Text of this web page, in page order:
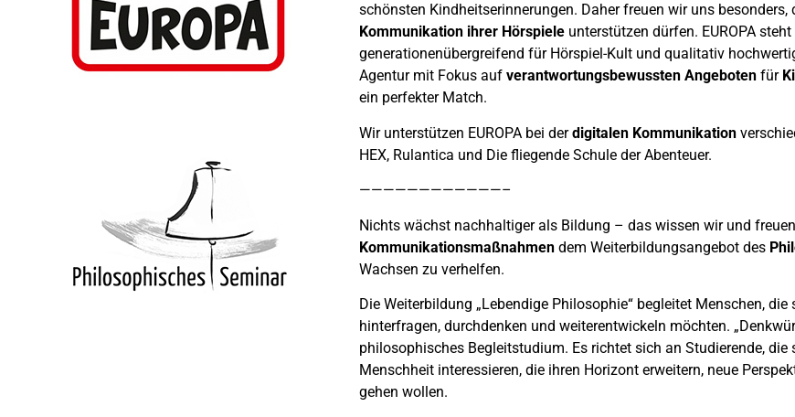
schönsten Kindheitserinnerungen. Daher freuen wir uns besonders,
Kommunikation ihrer Hörspieleunterstützen dürfen. EUROPA
generationenübergreifend für Hörspiel-Kult und qualitativ
Agentur mit Fokus auf verantwortungsbewussten Angeboten für
ein perfekter Match.
Wir unterstützen EUROPA bei derdigitalen Kommunikation
HEX, Rulantica und Die fliegende Schule der Abenteuer.
————————————–
Nichts wächst nachhaltiger als Bildung – das wissen wir und
Kommunikationsmaßnahmendem Weiterbildungsangebot des
Wachsen zu verhelfen.
Die Weiterbildung „Lebendige Philosophie“ begleitet Menschen,
hinterfragen, durchdenken und weiterentwickeln möchten.
philosophisches Begleitstudium. Es richtet sich an Studierende, die
Menschheit interessieren, die ihren Horizont erweitern, neue
gehen wollen.